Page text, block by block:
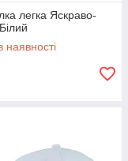
легка Яскраво-